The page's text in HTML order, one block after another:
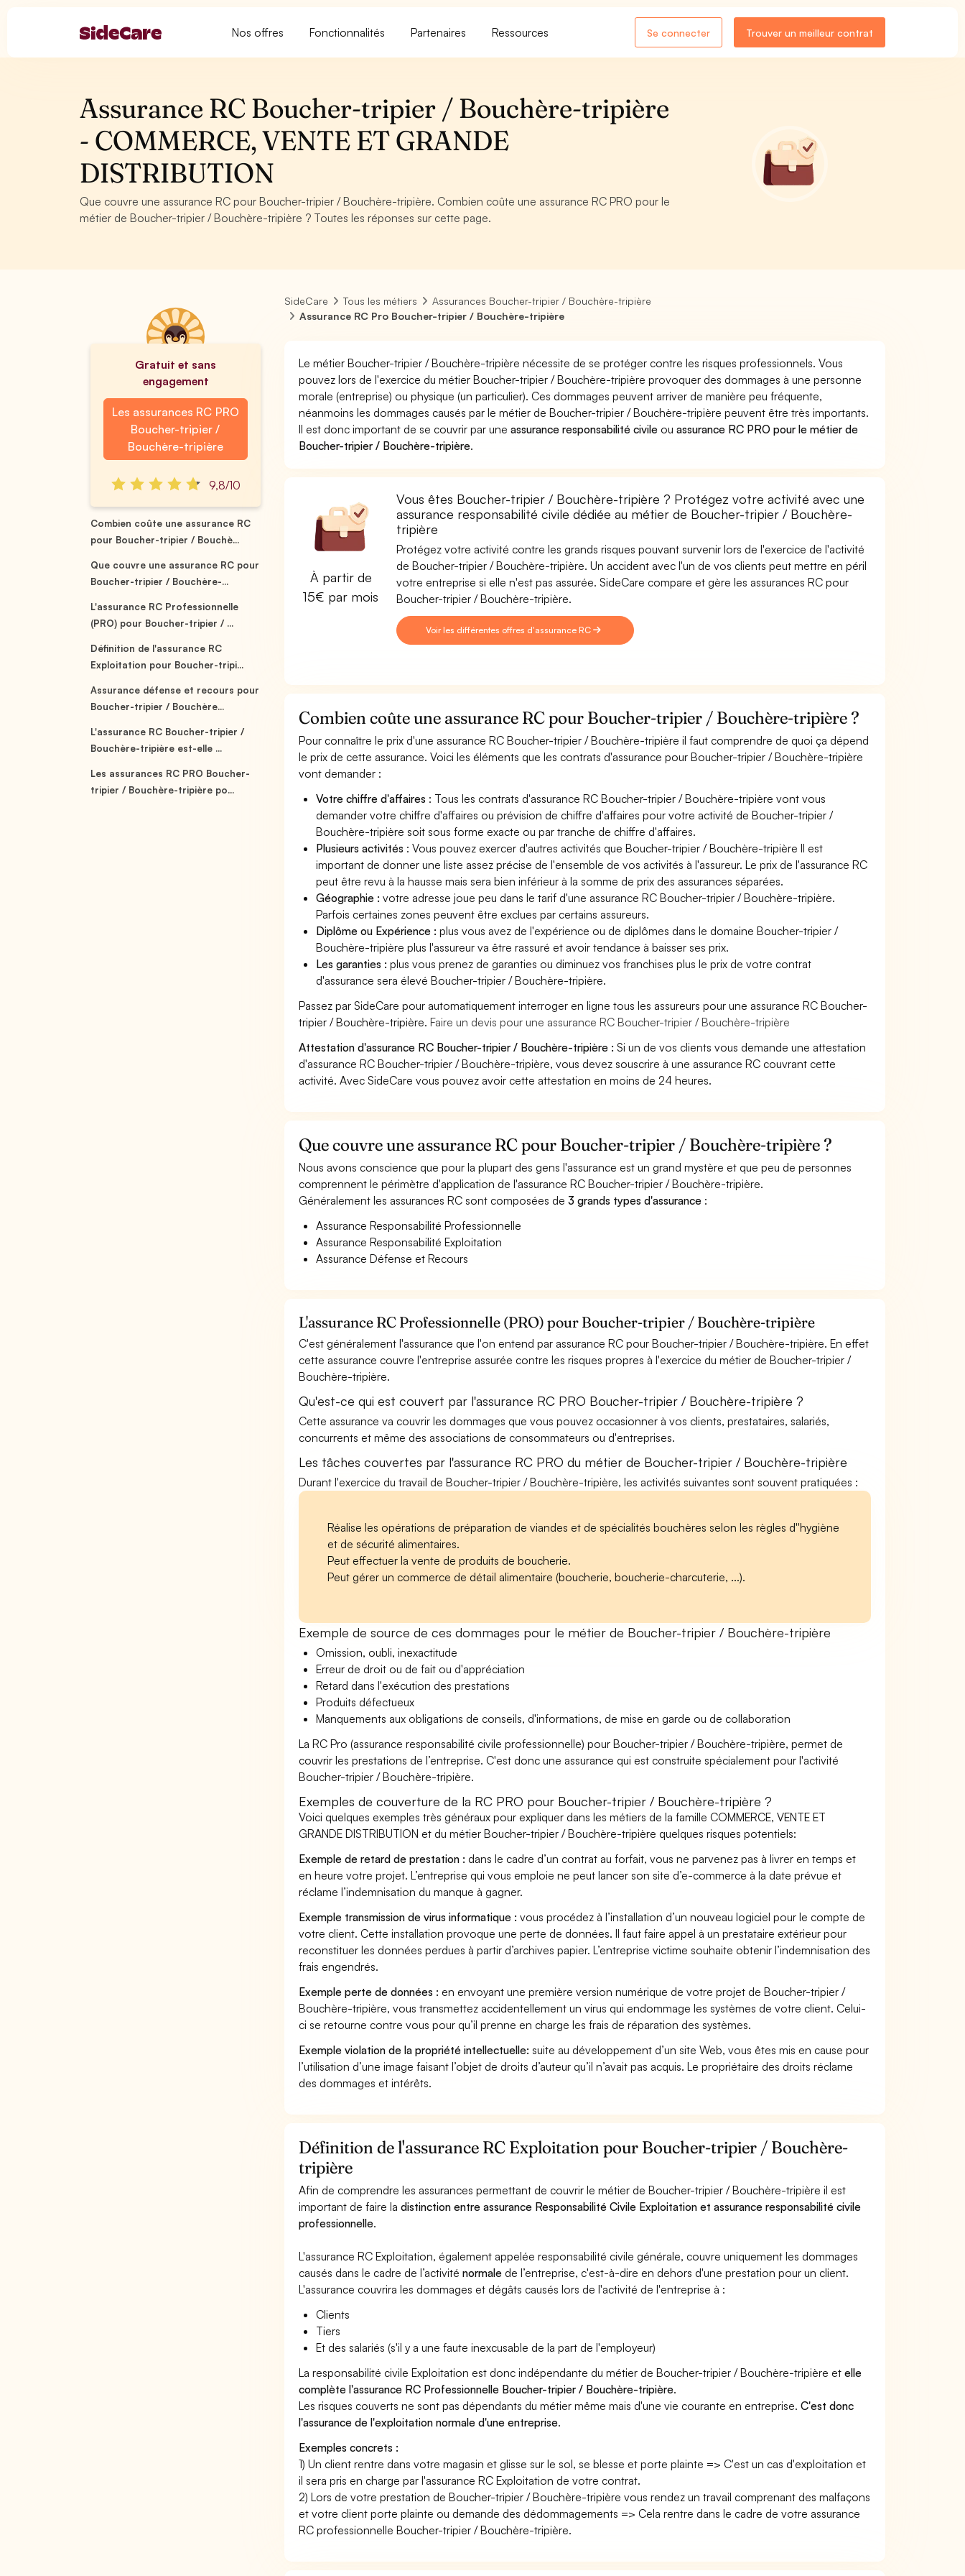
Nos offres Fonctionnalités Partenaires Ressources Se connecter Trouver un meilleur contrat
Assurance RC Boucher-tripier / Bouchère-tripière
- COMMERCE, VENTE ET GRANDE
DISTRIBUTION
Que couvre une assurance RC pour Boucher-tripier / Bouchère-tripière. Combien coûte une assurance RC PRO pour le
métier de Boucher-tripier / Bouchère-tripière ? Toutes les réponses sur cette page.
Gratuit et sans
engagement
Les assurances RC PRO
Boucher-tripier /
Bouchère-tripière
9,8/10
Combien coûte une assurance RC
pour Boucher-tripier / Bouchè...
Que couvre une assurance RC pour
Boucher-tripier / Bouchère-...
L'assurance RC Professionnelle
(PRO) pour Boucher-tripier / ...
Définition de l'assurance RC
Exploitation pour Boucher-tripi...
Assurance défense et recours pour
Boucher-tripier / Bouchère...
L'assurance RC Boucher-tripier /
Bouchère-tripière est-elle ...
Les assurances RC PRO Boucher-
tripier / Bouchère-tripière po...
SideCare Tous les métiers
Assurances Boucher-tripier / Bouchère-tripière
Assurance RC Pro Boucher-tripier / Bouchère-tripière
Le métier Boucher-tripier / Bouchère-tripière nécessite de se protéger contre les risques professionnels. Vous
pouvez lors de l'exercice du métier Boucher-tripier / Bouchère-tripière provoquer des dommages à une personne
morale (entreprise) ou physique (un particulier). Ces dommages peuvent arriver de manière peu fréquente,
néanmoins les dommages causés par le métier de Boucher-tripier / Bouchère-tripière peuvent être très importants.
Il est donc important de se couvrir par uneassurance responsabilité civile ouassurance RC PRO pour le métier de
Boucher-tripier / Bouchère-tripière.
À partir de
15€ par mois
Vous êtes Boucher-tripier / Bouchère-tripière ? Protégez votre activité avec une
assurance responsabilité civile dédiée au métier de Boucher-tripier / Bouchère-
tripière
Protégez votre activité contre les grands risques pouvant survenir lors de l'exercice de l'activité
de Boucher-tripier / Bouchère-tripière. Un accident avec l'un de vos clients peut mettre en péril
votre entreprise si elle n'est pas assurée. SideCare compare et gère les assurances RC pour
Boucher-tripier / Bouchère-tripière.
Voir les différentes offres d'assurance RC
Combien coûte une assurance RC pour Boucher-tripier / Bouchère-tripière ?
Pour connaître le prix d'une assurance RC Boucher-tripier / Bouchère-tripière il faut comprendre de quoi ça dépend
le prix de cette assurance. Voici les éléments que les contrats d'assurance pour Boucher-tripier / Bouchère-tripière
vont demander :
Votre chiffre d'affaires : Tous les contrats d'assurance RC Boucher-tripier / Bouchère-tripière vont vous
demander votre chiffre d'affaires ou prévision de chiffre d'affaires pour votre activité de Boucher-tripier /
Bouchère-tripière soit sous forme exacte ou par tranche de chiffre d'affaires.
Plusieurs activités : Vous pouvez exercer d'autres activités que Boucher-tripier / Bouchère-tripière Il est
important de donner une liste assez précise de l'ensemble de vos activités à l'assureur. Le prix de l'assurance RC
peut être revu à la hausse mais sera bien inférieur à la somme de prix des assurances séparées.
Géographie :votre adresse joue peu dans le tarif d'une assurance RC Boucher-tripier / Bouchère-tripière.
Parfois certaines zones peuvent être exclues par certains assureurs.
Diplôme ou Expérience :plus vous avez de l'expérience ou de diplômes dans le domaine Boucher-tripier /
Bouchère-tripière plus l'assureur va être rassuré et avoir tendance à baisser ses prix.
Les garanties :plus vous prenez de garanties ou diminuez vos franchises plus le prix de votre contrat
d'assurance sera élevé Boucher-tripier / Bouchère-tripière.
Passez par SideCare pour automatiquement interroger en ligne tous les assureurs pour une assurance RC Boucher-
tripier / Bouchère-tripière.Faire un devis pour une assurance RC Boucher-tripier / Bouchère-tripière
Attestation d'assurance RC Boucher-tripier / Bouchère-tripière : Si un de vos clients vous demande une attestation
d'assurance RC Boucher-tripier / Bouchère-tripière, vous devez souscrire à une assurance RC couvrant cette
activité. Avec SideCare vous pouvez avoir cette attestation en moins de 24 heures.
Que couvre une assurance RC pour Boucher-tripier / Bouchère-tripière ?
Nous avons conscience que pour la plupart des gens l'assurance est un grand mystère et que peu de personnes
comprennent le périmètre d'application de l'assurance RC Boucher-tripier / Bouchère-tripière.
Généralement les assurances RC sont composées de3 grands types d'assurance :
Assurance Responsabilité Professionnelle
Assurance Responsabilité Exploitation
Assurance Défense et Recours
L'assurance RC Professionnelle (PRO) pour Boucher-tripier / Bouchère-tripière
C'est généralement l'assurance que l'on entend par assurance RC pour Boucher-tripier / Bouchère-tripière. En effet
cette assurance couvre l'entreprise assurée contre les risques propres à l'exercice du métier de Boucher-tripier /
Bouchère-tripière.
Qu'est-ce qui est couvert par l'assurance RC PRO Boucher-tripier / Bouchère-tripière ?
Cette assurance va couvrir les dommages que vous pouvez occasionner à vos clients, prestataires, salariés,
concurrents et même des associations de consommateurs ou d'entreprises.
Les tâches couvertes par l'assurance RC PRO du métier de Boucher-tripier / Bouchère-tripière
Durant l'exercice du travail de Boucher-tripier / Bouchère-tripière, les activités suivantes sont souvent pratiquées :
Réalise les opérations de préparation de viandes et de spécialités bouchères selon les règles d''hygiène
et de sécurité alimentaires.
Peut effectuer la vente de produits de boucherie.
Peut gérer un commerce de détail alimentaire (boucherie, boucherie-charcuterie, ...).
Exemple de source de ces dommages pour le métier de Boucher-tripier / Bouchère-tripière
Omission, oubli, inexactitude
Erreur de droit ou de fait ou d'appréciation
Retard dans l'exécution des prestations
Produits défectueux
Manquements aux obligations de conseils, d'informations, de mise en garde ou de collaboration
La RC Pro (assurance responsabilité civile professionnelle) pour Boucher-tripier / Bouchère-tripière, permet de
couvrir les prestations de l’entreprise. C'est donc une assurance qui est construite spécialement pour l'activité
Boucher-tripier / Bouchère-tripière.
Exemples de couverture de la RC PRO pour Boucher-tripier / Bouchère-tripière ?
Voici quelques exemples très généraux pour expliquer dans les métiers de la famille COMMERCE, VENTE ET
GRANDE DISTRIBUTION et du métier Boucher-tripier / Bouchère-tripière quelques risques potentiels:
Exemple de retard de prestation : dans le cadre d’un contrat au forfait, vous ne parvenez pas à livrer en temps et
en heure votre projet. L’entreprise qui vous emploie ne peut lancer son site d’e-commerce à la date prévue et
réclame l’indemnisation du manque à gagner.
Exemple transmission de virus informatique : vous procédez à l’installation d’un nouveau logiciel pour le compte de
votre client. Cette installation provoque une perte de données. Il faut faire appel à un prestataire extérieur pour
reconstituer les données perdues à partir d’archives papier. L’entreprise victime souhaite obtenir l’indemnisation des
frais engendrés.
Exemple perte de données : en envoyant une première version numérique de votre projet de Boucher-tripier /
Bouchère-tripière, vous transmettez accidentellement un virus qui endommage les systèmes de votre client. Celui-
ci se retourne contre vous pour qu’il prenne en charge les frais de réparation des systèmes.
Exemple violation de la propriété intellectuelle: suite au développement d’un site Web, vous êtes mis en cause pour
l’utilisation d’une image faisant l’objet de droits d’auteur qu’il n’avait pas acquis. Le propriétaire des droits réclame
des dommages et intérêts.
Définition de l'assurance RC Exploitation pour Boucher-tripier / Bouchère-
tripière
Afin de comprendre les assurances permettant de couvrir le métier de Boucher-tripier / Bouchère-tripière il est
important de faire ladistinction entre assurance Responsabilité Civile Exploitation et assurance responsabilité civile
professionnelle.
L'assurance RC Exploitation, également appelée responsabilité civile générale, couvre uniquement les dommages
causés dans le cadre de l’activiténormale de l’entreprise, c'est-à-dire en dehors d'une prestation pour un client.
L'assurance couvrira les dommages et dégâts causés lors de l'activité de l'entreprise à :
Clients
Tiers
Et des salariés (s'il y a une faute inexcusable de la part de l'employeur)
La responsabilité civile Exploitation est donc indépendante du métier de Boucher-tripier / Bouchère-tripière etelle
complète l'assurance RC Professionnelle Boucher-tripier / Bouchère-tripière.
Les risques couverts ne sont pas dépendants du métier même mais d'une vie courante en entreprise.C'est donc
l'assurance de l'exploitation normale d'une entreprise.
Exemples concrets :
1) Un client rentre dans votre magasin et glisse sur le sol, se blesse et porte plainte => C'est un cas d'exploitation et
il sera pris en charge par l'assurance RC Exploitation de votre contrat.
2) Lors de votre prestation de Boucher-tripier / Bouchère-tripière vous rendez un travail comprenant des malfaçons
et votre client porte plainte ou demande des dédommagements => Cela rentre dans le cadre de votre assurance
RC professionnelle Boucher-tripier / Bouchère-tripière.